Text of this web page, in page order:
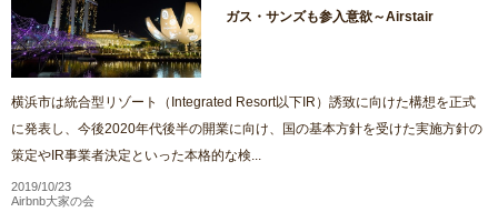
ガス・サンズも参入意欲～Airstair
横浜市は統合型リゾート（Integrated Resort以下IR）誘致に向けた構想を正式
に発表し、今後2020年代後半の開業に向け、国の基本方針を受けた実施方針の
策定やIR事業者決定といった本格的な検...
2019/10/23
Airbnb大家の会